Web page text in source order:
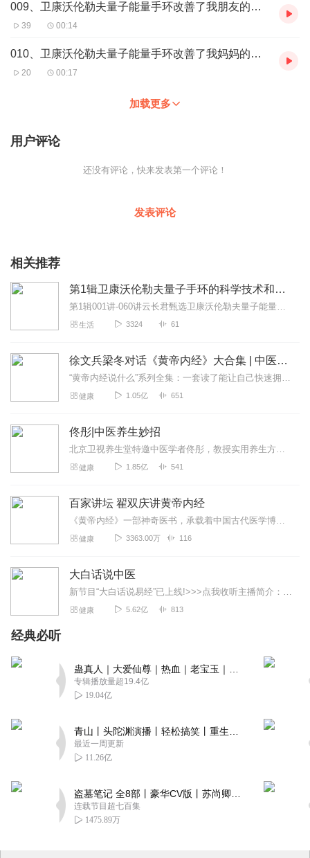
候，每天一定记得要喝37度左右的温水2500ml以上。
痛
007、卫康沃伦勒夫量子能量手环改善了我右手手指麻木的问题
008、卫康沃伦勒夫量子能量手环改善了我朋友的脚痛水肿
009、卫康沃伦勒夫量子能量手环改善了我朋友的肩颈酸疼
010、卫康沃伦勒夫量子能量手环改善了我妈妈的帕金森氏症
012、卫康沃伦勒夫量子能量手环改善了我的睡眠障碍和夜尿问题
013、卫康沃伦勒夫量子能量手环改善了我的地中海贫血和睡眠障碍
014、卫康沃伦勒夫量子能量手环改善了我的脚板骨裂导致的疼痛和
015、卫康沃伦勒夫量子能量手环改善了我朋友的严重手抖问题
016、卫康沃伦勒夫量子能量手环改善了我的头痛失眠
017、卫康沃伦勒夫量子能量手环让我的宿醉头晕脑胀立即消除清醒
018、卫康沃伦勒夫量子能量手环改善了我的肌无力和手肘酸痛肿胀
019、卫康沃伦勒夫量子能量手环改善了抖了五年的手抖症状
020、卫康沃伦勒夫量子能量手环改善了我的指甲伤口的疼痛
021、卫康沃伦勒夫量子能量手环改善了我外孙女耳后根肿胀症状
022、卫康沃伦勒夫量子能量手环改善了我的肌腱炎和腰酸背痛症状
023、空姐告诉你卫康沃伦勒夫量子能量手环不是智商税和割韭菜
009、卫康沃伦勒夫量子能量手环改善了我朋友的肩颈酸疼
39 00:14
010、卫康沃伦勒夫量子能量手环改善了我妈妈的帕金森氏症
20 00:17
加载更多
用户评论
还没有评论，快来发表第一个评论！
发表评论
相关推荐
第1辑卫康沃伦勒夫量子手环的科学技术和工作原理
第1辑001讲-060讲云长君甄选卫康沃伦勒夫量子能量手环的科学技术和工作原理云长君甄选卫康沃伦勒夫量子能量手环通过结合量子能量波技术、纵向标量波技术、中医经络...
生活 3324 61
徐文兵梁冬对话《黄帝内经》大合集 | 中医养生
“黄帝内经说什么”系列全集：一套读了能让自己快速拥有天时、地利、人和的正能量书籍。年轻人读了能更好地懂得处事养身，变得强大；中年人读了会放下得失，随心所欲；老年...
健康 1.05亿 651
佟彤|中医养生妙招
北京卫视养生堂特邀中医学者佟彤，教授实用养生方法。点击“订阅”，获取课程最新情况。更多养生资讯请关注公众号“健康新佟学”！【节目推荐】《佟彤：中医健康自测自理5...
健康 1.85亿 541
百家讲坛 翟双庆讲黄帝内经
《黄帝内经》一部神奇医书，承载着中国古代医学博大精深与辉煌，历经两千多年的沉淀，依旧闪耀着璀璨光芒，与西方医学相比，这部来自东方古国医学经典，在对人身认识上究竟...
健康 3363.00万 116
大白话说中医
新节目“大白话说易经”已上线!>>>点我收听主播简介：郭亚宁，毕业于陕西中医药大学，师承著名中医专家吴大真，是中医泰斗秦伯未的再传弟子。跟随陕西中医药大学中西...
健康 5.62亿 813
经典必听
专辑播放量超19.4亿
19.04亿
最近一周更新
11.26亿
连载节目超七百集
1475.89万